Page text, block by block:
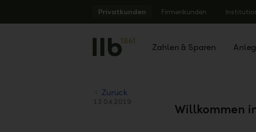
Privatkunden Firmenkunden
Zahlen & Sparen
Zurück
13.04.2019 Willkommen